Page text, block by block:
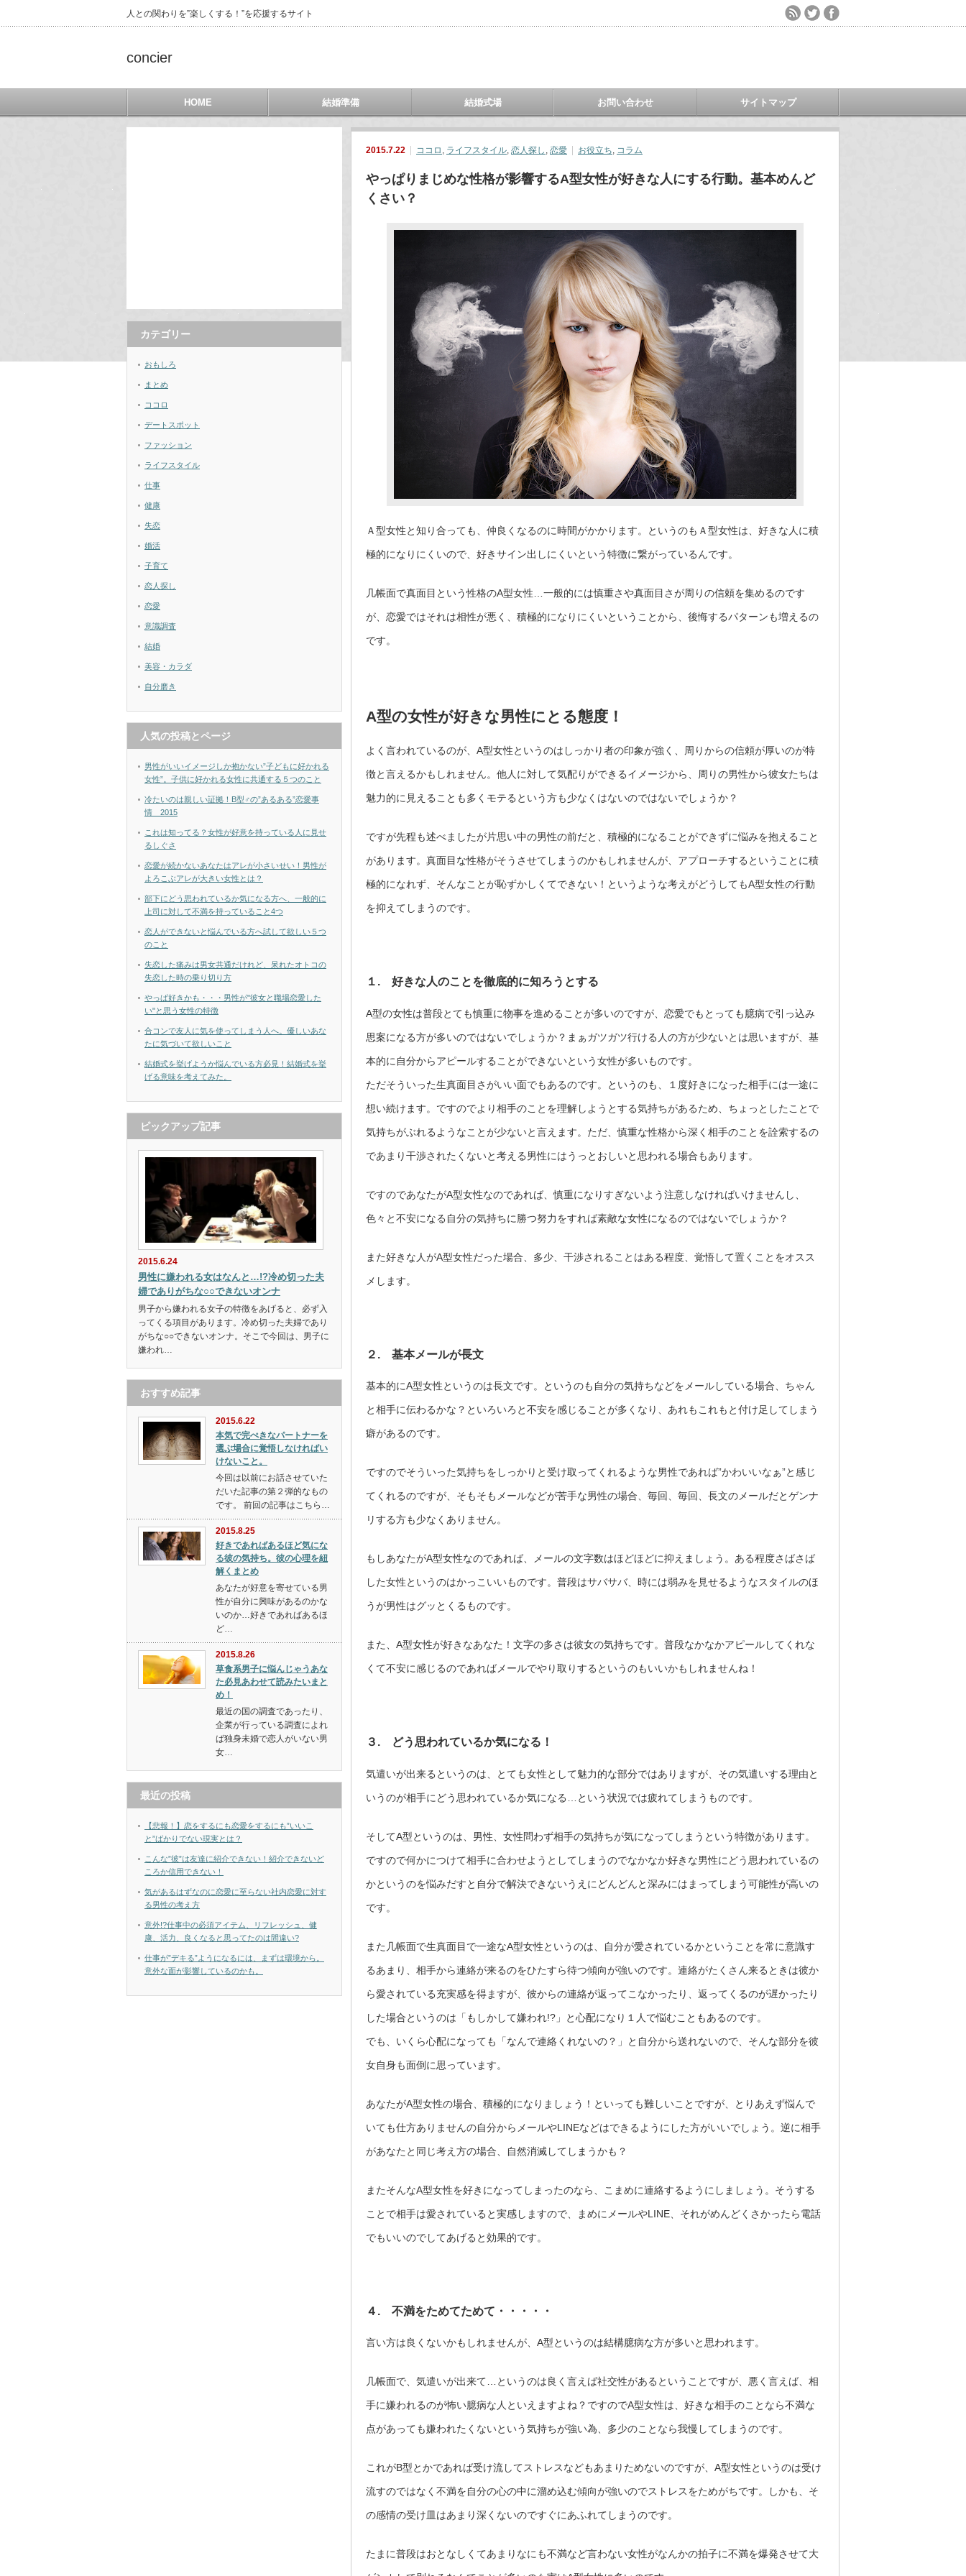
人との関わりを”楽しくする！”を応援するサイト
concier
HOME 結婚準備 結婚式場 お問い合わせ サイトマップ
2015.7.22 ココロ , ライフスタイル, 恋人探し , 恋愛 お役立ち, コラム
やっぱりまじめな性格が影響するA型女性が好きな人にする行動。基本めんど
くさい？
Ａ型女性と知り合っても、仲良くなるのに時間がかかります。というのもＡ型女性は、好きな人に積
極的になりにくいので、好きサイン出しにくいという特徴に繋がっているんです。
几帳面で真面目という性格のA型女性…一般的には慎重さや真面目さが周りの信頼を集めるのです
が、恋愛ではそれは相性が悪く、積極的になりにくいということから、後悔するパターンも増えるの
です。
A型の女性が好きな男性にとる態度！
よく言われているのが、A型女性というのはしっかり者の印象が強く、周りからの信頼が厚いのが特
徴と言えるかもしれません。他人に対して気配りができるイメージから、周りの男性から彼女たちは
魅力的に見えることも多くモテるという方も少なくはないのではないでしょうか？
ですが先程も述べましたが片思い中の男性の前だと、積極的になることができずに悩みを抱えること
があります。真面目な性格がそうさせてしまうのかもしれませんが、アプローチするということに積
極的になれず、そんなことが恥ずかしくてできない！というような考えがどうしてもA型女性の行動
を抑えてしまうのです。
１. 好きな人のことを徹底的に知ろうとする
A型の女性は普段とても慎重に物事を進めることが多いのですが、恋愛でもとっても臆病で引っ込み
思案になる方が多いのではないでしょうか？まぁガツガツ行ける人の方が少ないとは思いますが、基
本的に自分からアピールすることができないという女性が多いものです。
ただそういった生真面目さがいい面でもあるのです。というのも、１度好きになった相手には一途に
想い続けます。ですのでより相手のことを理解しようとする気持ちがあるため、ちょっとしたことで
気持ちがぶれるようなことが少ないと言えます。ただ、慎重な性格から深く相手のことを詮索するの
であまり干渉されたくないと考える男性にはうっとおしいと思われる場合もあります。
ですのであなたがA型女性なのであれば、慎重になりすぎないよう注意しなければいけませんし、
色々と不安になる自分の気持ちに勝つ努力をすれば素敵な女性になるのではないでしょうか？
また好きな人がA型女性だった場合、多少、干渉されることはある程度、覚悟して置くことをオスス
メします。
２. 基本メールが長文
基本的にA型女性というのは長文です。というのも自分の気持ちなどをメールしている場合、ちゃん
と相手に伝わるかな？といろいろと不安を感じることが多くなり、あれもこれもと付け足してしまう
癖があるのです。
ですのでそういった気持ちをしっかりと受け取ってくれるような男性であれば”かわいいなぁ”と感じ
てくれるのですが、そもそもメールなどが苦手な男性の場合、毎回、毎回、長文のメールだとゲンナ
リする方も少なくありません。
もしあなたがA型女性なのであれば、メールの文字数はほどほどに抑えましょう。ある程度さばさば
した女性というのはかっこいいものです。普段はサバサバ、時には弱みを見せるようなスタイルのほ
うが男性はグッとくるものです。
また、A型女性が好きなあなた！文字の多さは彼女の気持ちです。普段なかなかアピールしてくれな
くて不安に感じるのであればメールでやり取りするというのもいいかもしれませんね！
３. どう思われているか気になる！
気遣いが出来るというのは、とても女性として魅力的な部分ではありますが、その気遣いする理由と
いうのが相手にどう思われているか気になる…という状況では疲れてしまうものです。
そしてA型というのは、男性、女性問わず相手の気持ちが気になってしまうという特徴があります。
ですので何かにつけて相手に合わせようとしてしまうのでなかなか好きな男性にどう思われているの
かというのを悩みだすと自分で解決できないうえにどんどんと深みにはまってしまう可能性が高いの
です。
また几帳面で生真面目で一途なA型女性というのは、自分が愛されているかということを常に意識す
るあまり、相手から連絡が来るのをひたすら待つ傾向が強いのです。連絡がたくさん来るときは彼か
ら愛されている充実感を得ますが、彼からの連絡が返ってこなかったり、返ってくるのが遅かったり
した場合というのは「もしかして嫌われ!?」と心配になり１人で悩むこともあるのです。
でも、いくら心配になっても「なんで連絡くれないの？」と自分から送れないので、そんな部分を彼
女自身も面倒に思っています。
あなたがA型女性の場合、積極的になりましょう！といっても難しいことですが、とりあえず悩んで
いても仕方ありませんの自分からメールやLINEなどはできるようにした方がいいでしょう。逆に相手
があなたと同じ考え方の場合、自然消滅してしまうかも？
またそんなA型女性を好きになってしまったのなら、こまめに連絡するようにしましょう。そうする
ことで相手は愛されていると実感しますので、まめにメールやLINE、それがめんどくさかったら電話
でもいいのでしてあげると効果的です。
４. 不満をためてためて・・・・・
言い方は良くないかもしれませんが、A型というのは結構臆病な方が多いと思われます。
几帳面で、気遣いが出来て…というのは良く言えば社交性があるということですが、悪く言えば、相
手に嫌われるのが怖い臆病な人といえますよね？ですのでA型女性は、好きな相手のことなら不満な
点があっても嫌われたくないという気持ちが強い為、多少のことなら我慢してしまうのです。
これがB型とかであれば受け流してストレスなどもあまりためないのですが、A型女性というのは受け
流すのではなく不満を自分の心の中に溜め込む傾向が強いのでストレスをためがちです。しかも、そ
の感情の受け皿はあまり深くないのですぐにあふれてしまうのです。
たまに普段はおとなしくてあまりなにも不満など言わない女性がなんかの拍子に不満を爆発させて大
カテゴリー
おもしろ
まとめ
ココロ
デートスポット
ファッション
ライフスタイル
仕事
健康
失恋
婚活
子育て
恋人探し
恋愛
意識調査
結婚
美容・カラダ
自分磨き
人気の投稿とページ
男性がいいイメージしか抱かない”子どもに好かれる
女性”。子供に好かれる女性に共通する５つのこと
冷たいのは親しい証拠！B型♂の”あるある”恋愛事
情 2015
これは知ってる？女性が好意を持っている人に見せ
るしぐさ
恋愛が続かないあなたはアレが小さいせい！男性が
よろこぶアレが大きい女性とは？
部下にどう思われているか気になる方へ、一般的に
上司に対して不満を持っていること4つ
恋人ができないと悩んでいる方へ試して欲しい５つ
のこと
失恋した痛みは男女共通だけれど、呆れたオトコの
失恋した時の乗り切り方
やっぱ好きかも・・・男性が"彼女と職場恋愛した
い"と思う女性の特徴
合コンで友人に気を使ってしまう人へ。優しいあな
たに気づいて欲しいこと
結婚式を挙げようか悩んでいる方必見！結婚式を挙
げる意味を考えてみた。
ピックアップ記事
2015.6.24
男性に嫌われる女はなんと…!?冷め切った夫
婦でありがちな○○できないオンナ
男子から嫌われる女子の特徴をあげると、必ず入
ってくる項目があります。冷め切った夫婦であり
がちな○○できないオンナ。そこで今回は、男子に
嫌われ…
おすすめ記事
2015.6.22
本気で完ぺきなパートナーを
選ぶ場合に覚悟しなければい
けないこと。
今回は以前にお話させていた
だいた記事の第２弾的なもの
です。 前回の記事はこちら…
2015.8.25
好きであればあるほど気にな
る彼の気持ち。彼の心理を紐
解くまとめ
あなたが好意を寄せている男
性が自分に興味があるのかな
いのか…好きであればあるほ
ど…
2015.8.26
草食系男子に悩んじゃうあな
た必見あわせて読みたいまと
め！
最近の国の調査であったり、
企業が行っている調査によれ
ば独身未婚で恋人がいない男
女…
最近の投稿
【悲報！】恋をするにも恋愛をするにも”いいこ
と”ばかりでない現実とは？
こんな”彼”は友達に紹介できない！紹介できないど
ころか信用できない！
気があるはずなのに恋愛に至らない社内恋愛に対す
る男性の考え方
意外!?仕事中の必須アイテム、リフレッシュ、健
康、活力、良くなると思ってたのは間違い?
仕事が”デキる”ようになるには、まずは環境から。
意外な面が影響しているのかも。